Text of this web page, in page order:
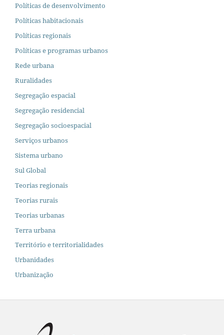
Políticas de desenvolvimento
Políticas habitacionais
Políticas regionais
Políticas e programas urbanos
Rede urbana
Ruralidades
Segregação espacial
Segregação residencial
Segregação socioespacial
Serviços urbanos
Sistema urbano
Sul Global
Teorias regionais
Teorias rurais
Teorias urbanas
Terra urbana
Território e territorialidades
Urbanidades
Urbanização